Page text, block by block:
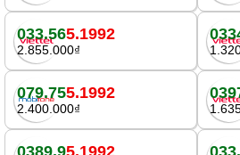
033.565.1992
2.855.000₫
079.755.1992
2.400.000₫